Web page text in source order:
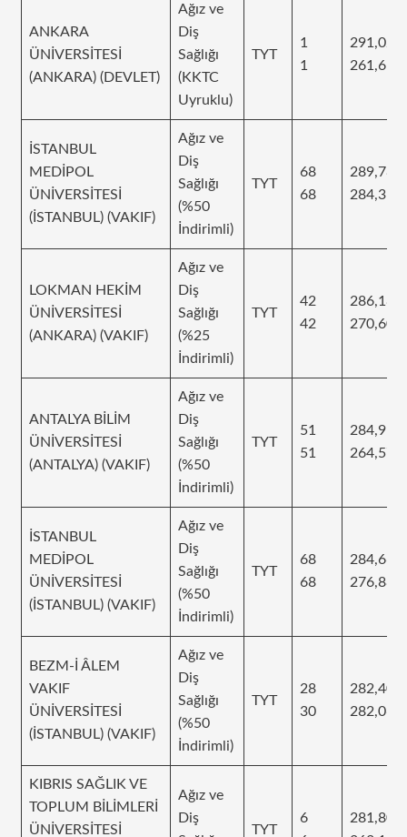
ANKARA
ÜNİVERSİTESİ
(ANKARA) (DEVLET)
Ağız ve
Diş
Sağlığı
(KKTC
Uyruklu)
TYT
1
1
291,02
261,656
İSTANBUL
MEDİPOL
ÜNİVERSİTESİ
(İSTANBUL) (VAKIF)
Ağız ve
Diş
Sağlığı
(%50
İndirimli)
TYT
68
68
289,781
284,311
LOKMAN HEKİM
ÜNİVERSİTESİ
(ANKARA) (VAKIF)
Ağız ve
Diş
Sağlığı
(%25
İndirimli)
TYT
42
42
286,186
270,605
ANTALYA BİLİM
ÜNİVERSİTESİ
(ANTALYA) (VAKIF)
Ağız ve
Diş
Sağlığı
(%50
İndirimli)
TYT
51
51
284,917
264,573
İSTANBUL
MEDİPOL
ÜNİVERSİTESİ
(İSTANBUL) (VAKIF)
Ağız ve
Diş
Sağlığı
(%50
İndirimli)
TYT
68
68
284,665
276,88
BEZM-İ ÂLEM
VAKIF
ÜNİVERSİTESİ
(İSTANBUL) (VAKIF)
Ağız ve
Diş
Sağlığı
(%50
İndirimli)
TYT
28
30
282,408
282,063
KIBRIS SAĞLIK VE
TOPLUM BİLİMLERİ
ÜNİVERSİTESİ
Ağız ve
Diş
TYT
6
281,809